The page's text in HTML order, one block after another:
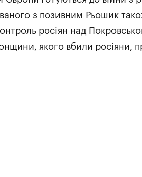
з позивним Рьошик
росіян над
якого вбили росіяни,